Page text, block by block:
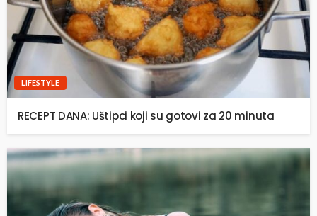
LIFESTYLE
RECEPT DANA: Uštipci koji su gotovi za 20 minuta